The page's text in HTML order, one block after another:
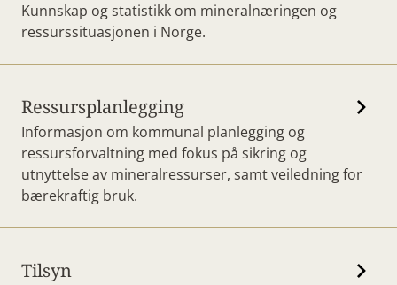
Kunnskap og statistikk om mineralnæringen og
ressurssituasjonen i Norge.
Ressursplanlegging
Informasjon om kommunal planlegging og
ressursforvaltning med fokus på sikring og
utnyttelse av mineralressurser, samt veiledning for
bærekraftig bruk.
Tilsyn